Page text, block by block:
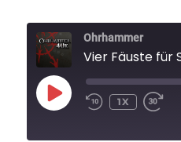
Ohrhammer
PLAY
EPISODE
1X